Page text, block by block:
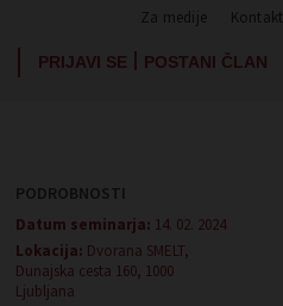
PRIJAVI SE | POSTANI ČLAN
Za medije Kontakt
PODROBNOSTI
Datum seminarja: 14. 02. 2024
Lokacija: Dvorana SMELT,
Dunajska cesta 160, 1000
Ljubljana